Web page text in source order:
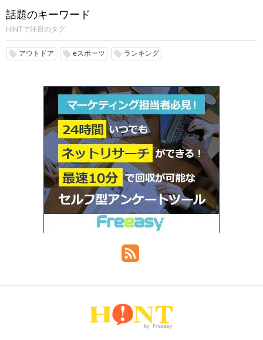
話題のキーワード
HINTで注目のタグ
local_offer アウトドア local_offer eスポーツ local_offer ランキング